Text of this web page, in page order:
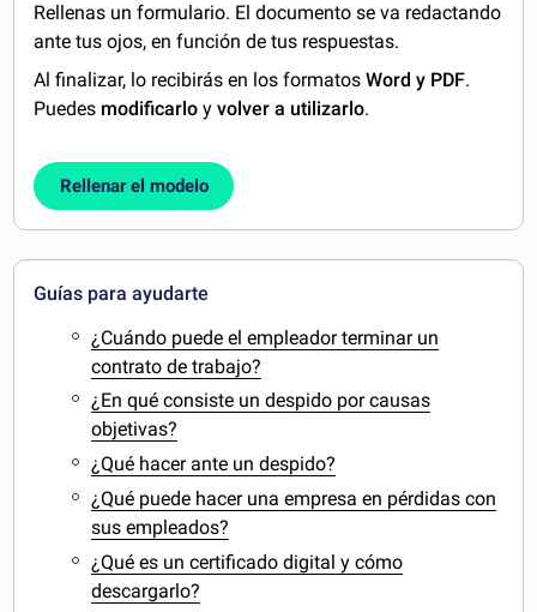
Rellenas un formulario. El documento se va redactando
ante tus ojos, en función de tus respuestas.
Al finalizar, lo recibirás en los formatosWord y PDF.
Puedes modificarlo yvolver a utilizarlo.
Rellenar el modelo
Guías para ayudarte
¿Cuándo puede el empleador terminar un
contrato de trabajo?
¿En qué consiste un despido por causas
objetivas?
¿Qué hacer ante un despido?
¿Qué puede hacer una empresa en pérdidas con
sus empleados?
¿Qué es un certificado digital y cómo
descargarlo?